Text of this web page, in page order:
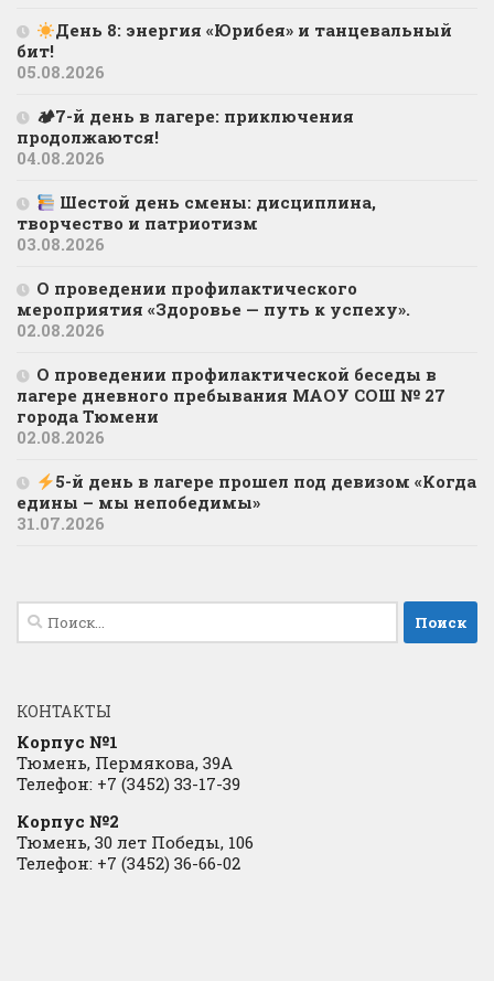
День 8: энергия «Юрибея» и танцевальный
бит!
05.08.2026
🏕7-й день в лагере: приключения
продолжаются!
04.08.2026
Шестой день смены: дисциплина,
творчество и патриотизм
03.08.2026
О проведении профилактического
мероприятия «Здоровье — путь к успеху».
02.08.2026
О проведении профилактической беседы в
лагере дневного пребывания МАОУ СОШ № 27
города Тюмени
02.08.2026
5-й день в лагере прошел под девизом «Когда
едины – мы непобедимы»
31.07.2026
Найти:
КОНТАКТЫ
Корпус №1
Тюмень, Пермякова, 39А
Телефон: +7 (3452) 33-17-39
Корпус №2
Тюмень, 30 лет Победы, 106
Телефон: +7 (3452) 36-66-02